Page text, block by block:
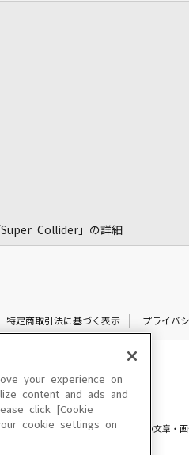
Super Collider」の詳細
特定商取引法に基づく表示
プライバ
このサイトに掲載されている一切の文章・
your experience on
content and ads and
click [Cookie
cookie settings on